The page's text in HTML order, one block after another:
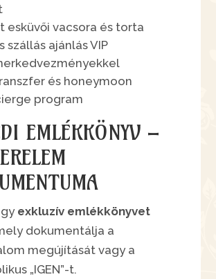
esküvői vacsora és torta
szállás ajánlás VIP
és honeymoon
program
EMLÉKKÖNYV –
exkluzív emlékkönyvet
dokumentálja a
megújítását vagy a
„IGEN”-t.